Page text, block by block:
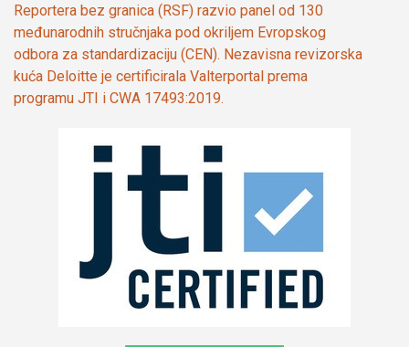
Reportera bez granica (RSF) razvio panel od 130
međunarodnih stručnjaka pod okriljem Evropskog
odbora za standardizaciju (CEN). Nezavisna revizorska
kuća Deloitte je certificirala Valterportal prema
programu JTI i CWA 17493:2019.